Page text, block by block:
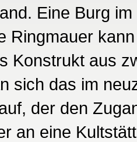
Eine Burg
Ringmauer
Konstrukt aus
sich das im
der den
an eine